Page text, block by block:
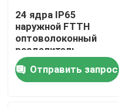
Дом
Продукты
24 ядра IP65
наружной FTTH
оптоволоконный
разделитель
распределительный
ящик на стенке с 24
SC адаптеров PC +
Отправить запрос